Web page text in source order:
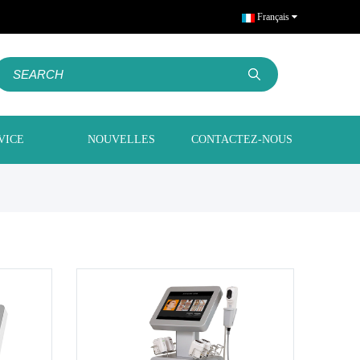
Français
NOUVELLES CONTACTEZ-NOUS